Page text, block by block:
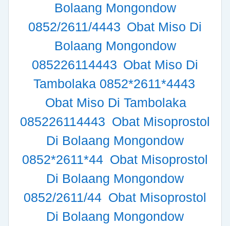
Bolaang Mongondow
0852/2611/4443 Obat Miso Di
Bolaang Mongondow
085226114443 Obat Miso Di
Tambolaka 0852*2611*4443
Obat Miso Di Tambolaka
085226114443 Obat Misoprostol
Di Bolaang Mongondow
0852*2611*44 Obat Misoprostol
Di Bolaang Mongondow
0852/2611/44 Obat Misoprostol
Di Bolaang Mongondow